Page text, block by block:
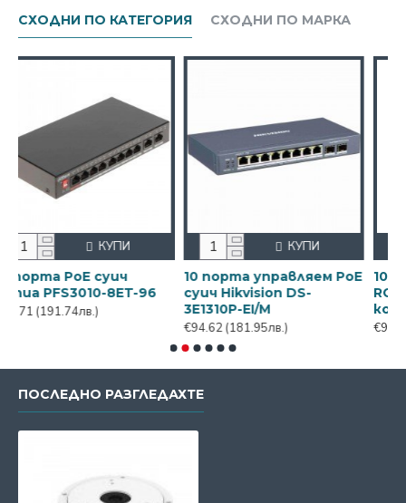
СХОДНИ ПО КАТЕГОРИЯ СХОДНИ ПО МАРКА
суич
8ET-96
КУПИ
10 порта управляем PoE
суич Hikvision DS-
3E1310P-EI/M
(181.95лв.)
КУПИ
100m ролка
RG59 +
коаксиал +
ПОСЛЕДНО РАЗГЛЕДАХТЕ